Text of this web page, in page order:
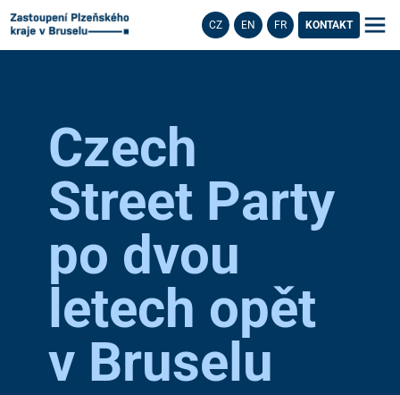
CZ EN FR KONTAKT
Czech
Street Party
po dvou
letech opět
v Bruselu